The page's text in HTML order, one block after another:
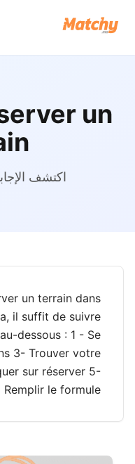
un
?
اكتشف
un terrain dans
il suffit de suivre
dessous : 1 - Se
3- Trouver votre
sur réserver 5-
Remplir le formule